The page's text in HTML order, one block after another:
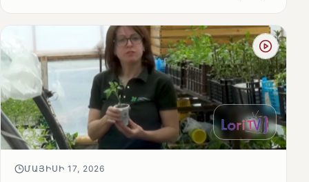
ՄԱՅԻՍԻ 17, 2026